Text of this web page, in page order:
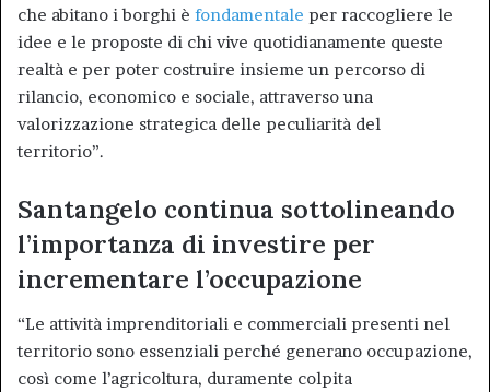
che abitano i borghi è fondamentale per raccogliere le
idee e le proposte di chi vive quotidianamente queste
realtà e per poter costruire insieme un percorso di
rilancio, economico e sociale, attraverso una
valorizzazione strategica delle peculiarità del
territorio”.
Santangelo continua sottolineando
l’importanza di investire per
incrementare l’occupazione
“Le attività imprenditoriali e commerciali presenti nel
territorio sono essenziali perché generano occupazione,
così come l’agricoltura, duramente colpita